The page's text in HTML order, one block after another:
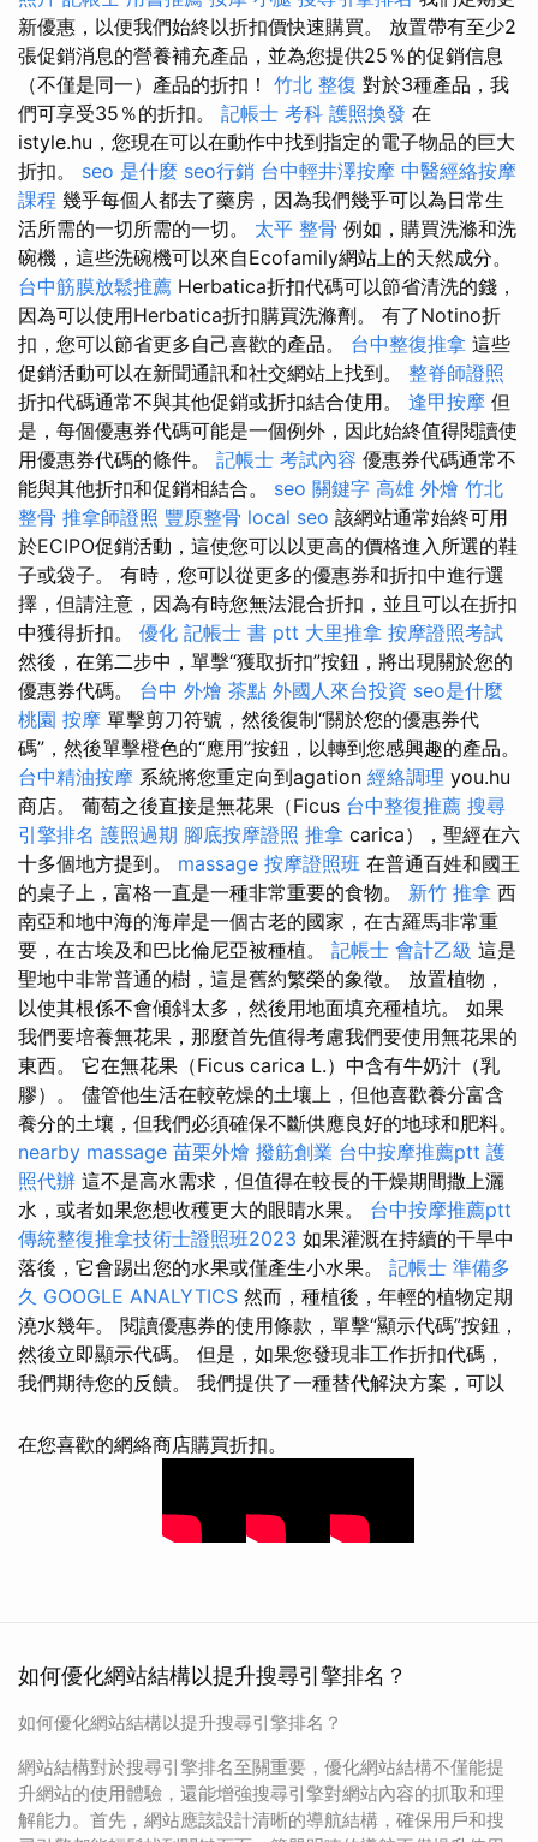
新優惠，以便我們始終以折扣價快速購買。 放置帶有至少2
張促銷消息的營養補充產品，並為您提供25％的促銷信息
（不僅是同一）產品的折扣！ 竹北 整復 對於3種產品，我
們可享受35％的折扣。 記帳士 考科 護照換發 在
istyle.hu，您現在可以在動作中找到指定的電子物品的巨大
折扣。 seo 是什麼 seo行銷 台中輕井澤按摩 中醫經絡按摩
課程 幾乎每個人都去了藥房，因為我們幾乎可以為日常生
活所需的一切所需的一切。 太平 整骨 例如，購買洗滌和洗
碗機，這些洗碗機可以來自Ecofamily網站上的天然成分。
台中筋膜放鬆推薦 Herbatica折扣代碼可以節省清洗的錢，
因為可以使用Herbatica折扣購買洗滌劑。 有了Notino折
扣，您可以節省更多自己喜歡的產品。 台中整復推拿 這些
促銷活動可以在新聞通訊和社交網站上找到。 整脊師證照
折扣代碼通常不與其他促銷或折扣結合使用。 逢甲按摩 但
是，每個優惠券代碼可能是一個例外，因此始終值得閱讀使
用優惠券代碼的條件。 記帳士 考試內容 優惠券代碼通常不
能與其他折扣和促銷相結合。 seo 關鍵字 高雄 外燴 竹北
整骨 推拿師證照 豐原整骨 local seo 該網站通常始終可用
於ECIPO促銷活動，這使您可以以更高的價格進入所選的鞋
子或袋子。 有時，您可以從更多的優惠券和折扣中進行選
擇，但請注意，因為有時您無法混合折扣，並且可以在折扣
中獲得折扣。 優化 記帳士 書 ptt 大里推拿 按摩證照考試
然後，在第二步中，單擊“獲取折扣”按鈕，將出現關於您的
優惠券代碼。 台中 外燴 茶點 外國人來台投資 seo是什麼
桃園 按摩 單擊剪刀符號，然後復制“關於您的優惠券代
碼”，然後單擊橙色的“應用”按鈕，以轉到您感興趣的產品。
台中精油按摩 系統將您重定向到agation 經絡調理 you.hu
商店。 葡萄之後直接是無花果（Ficus 台中整復推薦 搜尋
引擎排名 護照過期 腳底按摩證照 推拿 carica），聖經在六
十多個地方提到。 massage 按摩證照班 在普通百姓和國王
的桌子上，富格一直是一種非常重要的食物。 新竹 推拿 西
南亞和地中海的海岸是一個古老的國家，在古羅馬非常重
要，在古埃及和巴比倫尼亞被種植。 記帳士 會計乙級 這是
聖地中非常普通的樹，這是舊約繁榮的象徵。 放置植物，
以使其根係不會傾斜太多，然後用地面填充種植坑。 如果
我們要培養無花果，那麼首先值得考慮我們要使用無花果的
東西。 它在無花果（Ficus carica L.）中含有牛奶汁（乳
膠）。 儘管他生活在較乾燥的土壤上，但他喜歡養分富含
養分的土壤，但我們必須確保不斷供應良好的地球和肥料。
nearby massage 苗栗外燴 撥筋創業 台中按摩推薦ptt 護
照代辦 這不是高水需求，但值得在較長的干燥期間撒上灑
水，或者如果您想收穫更大的眼睛水果。 台中按摩推薦ptt
傳統整復推拿技術士證照班2023 如果灌溉在持續的干旱中
落後，它會踢出您的水果或僅產生小水果。 記帳士 準備多
久 GOOGLE ANALYTICS 然而，種植後，年輕的植物定期
澆水幾年。 閱讀優惠券的使用條款，單擊“顯示代碼”按鈕，
然後立即顯示代碼。 但是，如果您發現非工作折扣代碼，
我們期待您的反饋。 我們提供了一種替代解決方案，可以
在您喜歡的網絡商店購買折扣。
如何優化網站結構以提升搜尋引擎排名？
如何優化網站結構以提升搜尋引擎排名？
網站結構對於搜尋引擎排名至關重要，優化網站結構不僅能提
升網站的使用體驗，還能增強搜尋引擎對網站內容的抓取和理
解能力。首先，網站應該設計清晰的導航結構，確保用戶和搜